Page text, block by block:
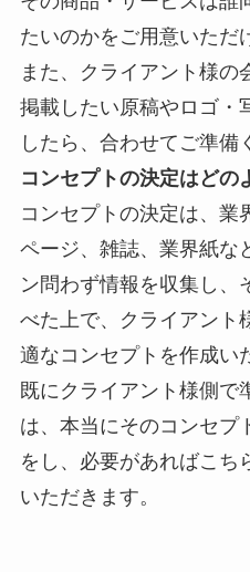
たいのかをご用意いただ
また、クライアント様の
掲載したい原稿やロゴ・
したら、合わせてご準備
コンセプトの決定はどの
コンセプトの決定は、業
ページ、雑誌、業界紙な
ン問わず情報を収集し、
べた上で、クライアント
適なコンセプトを作成い
既にクライアント様側で
は、本当にそのコンセプ
をし、必要があればこち
いただきます。